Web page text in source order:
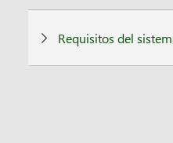
Requisitos del